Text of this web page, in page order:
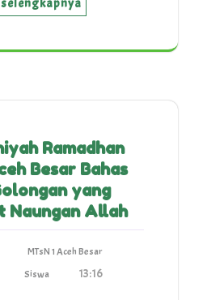
selengkapnya
Ramadhan
Besar Bahas
yang
Naungan Allah
MTsN 1 Aceh Besar
Siswa 13:16